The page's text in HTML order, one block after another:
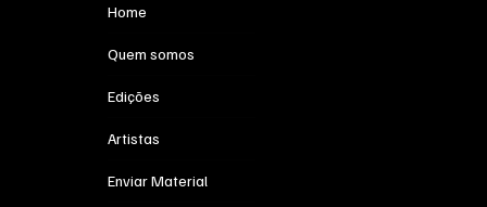
Home
Quem somos
Edições
Artistas
Enviar Material